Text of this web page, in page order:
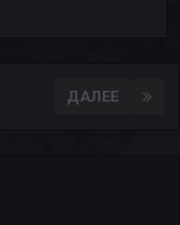
ДАЛЕЕ